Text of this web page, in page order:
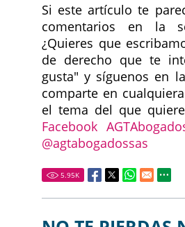
Si este artículo te
comentarios en la
¿Quieres que
de derecho que te
gusta" y síguenos en
comparte en
el tema del que
Facebook
@agtabogadossas
5.95K